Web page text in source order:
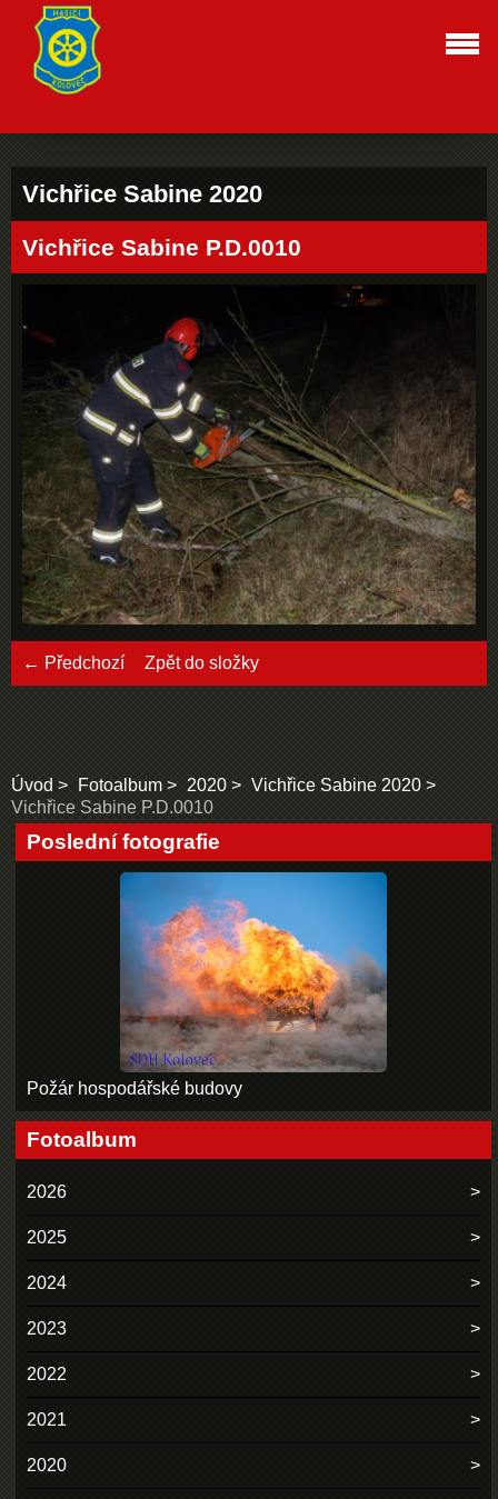
Vichřice Sabine 2020
Vichřice Sabine P.D.0010
← Předchozí Zpět do složky
Úvod Fotoalbum 2020
Vichřice Sabine 2020
Vichřice Sabine P.D.0010
Poslední fotografie
Požár hospodářské budovy
Fotoalbum
2026
2025
2024
2023
2022
2021
2020